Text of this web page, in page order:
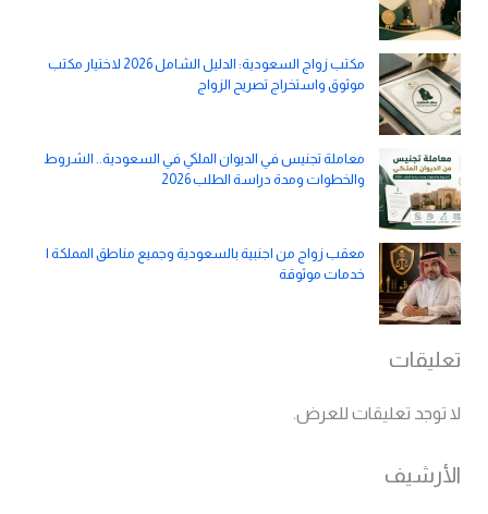
مكتب زواج السعودية: الدليل الشامل 2026 لاختيار مكتب
موثوق واستخراج تصريح الزواج
معاملة تجنيس في الديوان الملكي في السعودية.. الشروط
والخطوات ومدة دراسة الطلب 2026
معقب زواج من اجنبية بالسعودية وجميع مناطق المملكة |
خدمات موثوقة
تعليقات
لا توجد تعليقات للعرض.
الأرشيف